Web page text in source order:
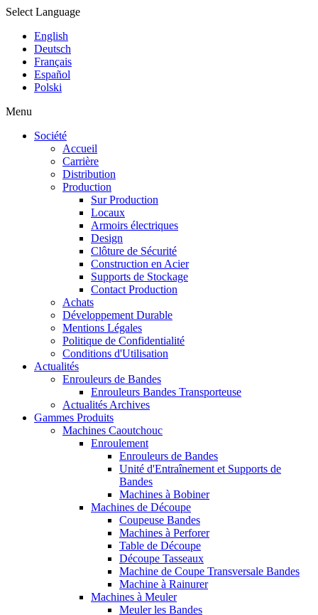
Select Language
English
Deutsch
Français
Español
Polski
Menu
Société
Accueil
Carrière
Distribution
Production
Sur Production
Locaux
Armoirs électriques
Design
Clôture de Sécurité
Construction en Acier
Supports de Stockage
Contact Production
Achats
Développement Durable
Mentions Légales
Politique de Confidentialité
Conditions d'Utilisation
Actualités
Enrouleurs de Bandes
Enrouleurs Bandes Transporteuse
Actualités Archives
Gammes Produits
Machines Caoutchouc
Enroulement
Enrouleurs de Bandes
Unité d'Entraînement et Supports de
Bandes
Machines à Bobiner
Machines de Découpe
Coupeuse Bandes
Machines à Perforer
Table de Découpe
Découpe Tasseaux
Machine de Coupe Transversale Bandes
Machine à Rainurer
Machines à Meuler
Meuler les Bandes